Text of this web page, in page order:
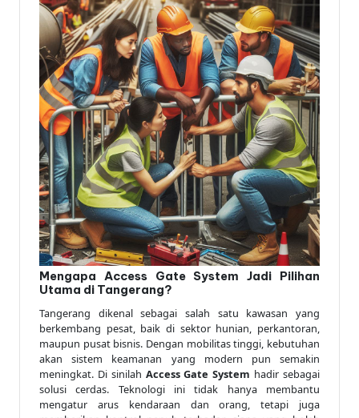
Mengapa Access Gate System Jadi Pilihan
Utama di Tangerang?
Tangerang dikenal sebagai salah satu kawasan yang
berkembang pesat, baik di sektor hunian, perkantoran,
maupun pusat bisnis. Dengan mobilitas tinggi, kebutuhan
akan sistem keamanan yang modern pun semakin
meningkat. Di sinilah Access Gate System hadir sebagai
solusi cerdas. Teknologi ini tidak hanya membantu
mengatur arus kendaraan dan orang, tetapi juga